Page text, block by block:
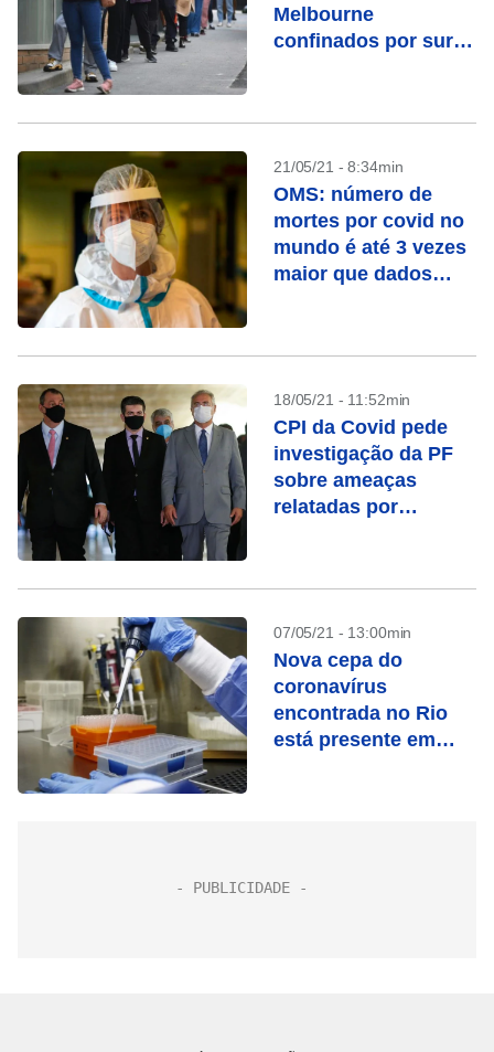
Melbourne
confinados por surto
21/05/21 - 8:34min
OMS: número de
mortes por covid no
mundo é até 3 vezes
maior que dados
18/05/21 - 11:52min
CPI da Covid pede
investigação da PF
sobre ameaças
relatadas por
07/05/21 - 13:00min
Nova cepa do
coronavírus
encontrada no Rio
está presente em